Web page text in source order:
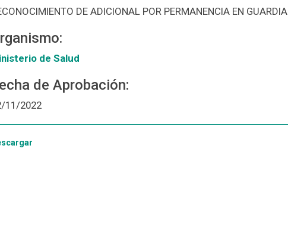
DE ADICIONAL POR PERMANENCIA EN GUARDIA
de Salud
de Aprobación:
11/2022